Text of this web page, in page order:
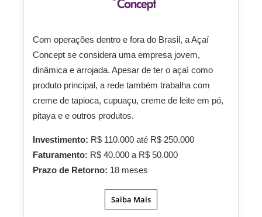
Com operações dentro e fora do Brasil, a Açaí
Concept se considera uma empresa jovem,
dinâmica e arrojada. Apesar de ter o açaí como
produto principal, a rede também trabalha com
creme de tapioca, cupuaçu, creme de leite em pó,
pitaya e e outros produtos.
Investimento: R$ 110.000 até R$ 250.000
Faturamento: R$ 40.000 a R$ 50.000
Prazo de Retorno: 18 meses
Saiba Mais